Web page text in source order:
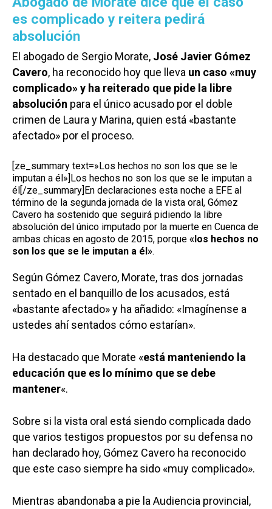
es complicado y reitera pedirá
absolución
El abogado de Sergio Morate, José Javier Gómez
Cavero, ha reconocido hoy que lleva un caso «muy
complicado» y ha reiterado que pide la libre
absolución para el único acusado por el doble
crimen de Laura y Marina, quien está «bastante
afectado» por el proceso.
[ze_summary text=»Los hechos no son los que se le
imputan a él»]Los hechos no son los que se le imputan a
él[/ze_summary]En declaraciones esta noche a EFE al
término de la segunda jornada de la vista oral, Gómez
Cavero ha sostenido que seguirá pidiendo la libre
absolución del único imputado por la muerte en Cuenca de
ambas chicas en agosto de 2015, porque «los hechos no
son los que se le imputan a él».
Según Gómez Cavero, Morate, tras dos jornadas
sentado en el banquillo de los acusados, está
«bastante afectado» y ha añadido: «Imagínense a
ustedes ahí sentados cómo estarían».
Ha destacado que Morate «está manteniendo la
educación que es lo mínimo que se debe
mantener«.
Sobre si la vista oral está siendo complicada dado
que varios testigos propuestos por su defensa no
han declarado hoy, Gómez Cavero ha reconocido
que este caso siempre ha sido «muy complicado».
Mientras abandonaba a pie la Audiencia provincial,